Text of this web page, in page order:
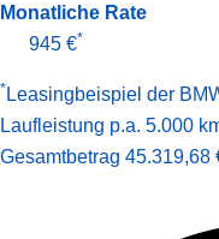
Monatliche Rate
945 €*
* Leasingbeispiel der
Laufleistung p.a. 5.000
Gesamt­betrag 45.319,68